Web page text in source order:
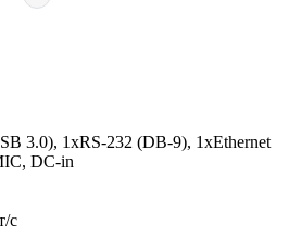
3.0), 1хRS-232 (DB-9), 1хEthernet
DC-in
с